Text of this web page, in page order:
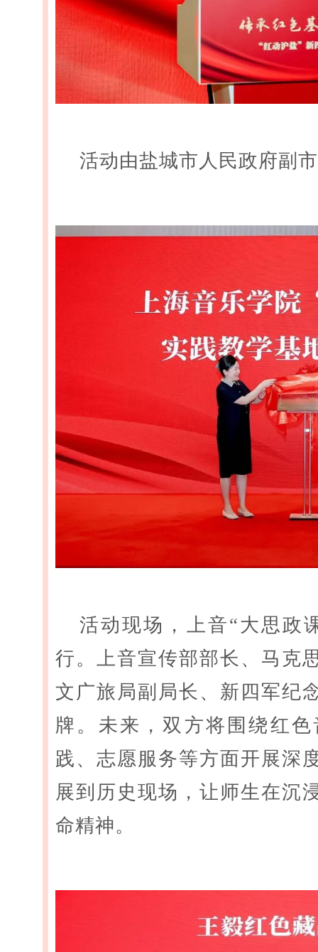
活动由盐城市人民政府副
活动现场，上音“大思政
行。上音宣传部部长、马克
文广旅局副局长、新四军纪
牌。未来，双方将围绕红
践、志愿服务等方面开展深
展到历史现场，让师生在沉
命精神。